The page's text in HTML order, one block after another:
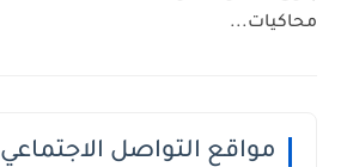
محاكيات...
مواقع التواصل الاجتماعي